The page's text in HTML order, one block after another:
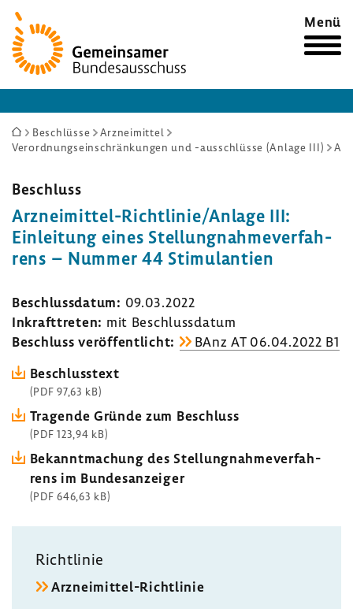
Zur
Startseite
Menü
Sie
sind
Beschlüsse
Arzneimittel
Verordnungseinschränkungen und -ausschlüsse (Anlage III)
Beschluss
Arzneimittel-​Richtlinie/Anlage III:
Einlei­tung eines Stel­lung­nah­me­ver­fah­
rens – Nummer 44 Stimu­lan­tien
Beschluss­datum: 09.03.2022
Inkraft­treten: mit Beschluss­datum
Beschluss veröf­fent­licht:
BAnz AT 06.04.2022 B1
Beschluss­text
(PDF 97,63 kB)
Tragende Gründe zum Beschluss
(PDF 123,94 kB)
Bekannt­ma­chung des Stel­lung­nah­me­ver­fah­
rens im Bundes­an­zeiger
(PDF 646,63 kB)
Richt­linie
Arzneimittel-​Richtlinie